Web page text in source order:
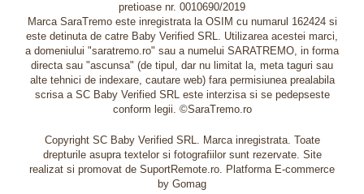
pretioase nr. 0010690/2019
Marca SaraTremo este inregistrata la OSIM cu numarul 162424 si
este detinuta de catre Baby Verified SRL. Utilizarea acestei marci,
a domeniului "saratremo.ro" sau a numelui SARATREMO, in forma
directa sau "ascunsa" (de tipul, dar nu limitat la, meta taguri sau
alte tehnici de indexare, cautare web) fara permisiunea prealabila
scrisa a SC Baby Verified SRL este interzisa si se pedepseste
conform legii. ©SaraTremo.ro
Copyright SC Baby Verified SRL. Marca inregistrata. Toate
drepturile asupra textelor si fotografiilor sunt rezervate. Site
realizat si promovat de SuportRemote.ro. Platforma E-commerce
by Gomag